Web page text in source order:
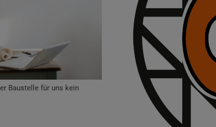
Baustelle für uns kein